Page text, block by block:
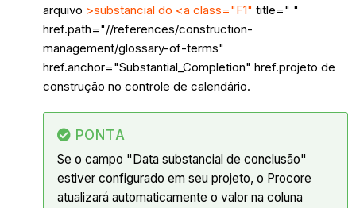
arquivo >substancial do <a class="F1" title=" "
href.path="//references/construction-
management/glossary-of-terms"
href.anchor="Substantial_Completion" href.projeto de
construção no controle de calendário.
PONTA
Se o campo "Data substancial de conclusão"
estiver configurado em seu projeto, o Procore
atualizará automaticamente o valor na coluna